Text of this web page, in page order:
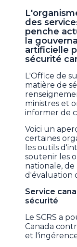
des
penche
la
artificielle
sécurité
L'Office de
matière de
ministres et
informer de
Voici un
certaines
les outils
soutenir les
nationale,
d'évaluation
Service
sécurité
Le SCRS a
Canada
et